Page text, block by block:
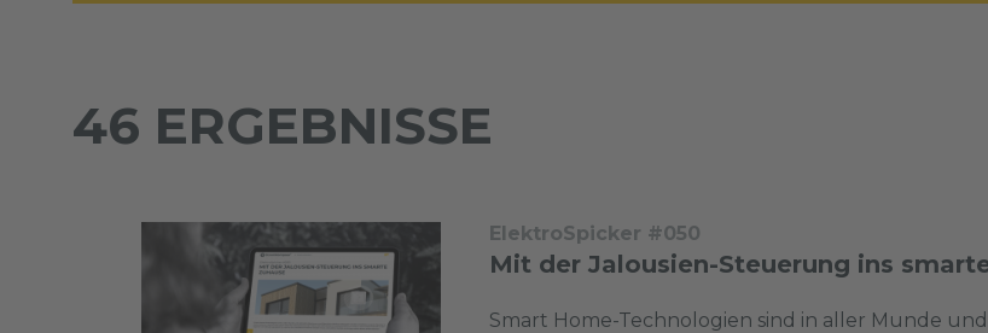
46 ERGEBNISSE
ElektroSpicker #050
Mit der Jalousien-Steuerung ins
Smart Home-Technologien sind in aller Munde